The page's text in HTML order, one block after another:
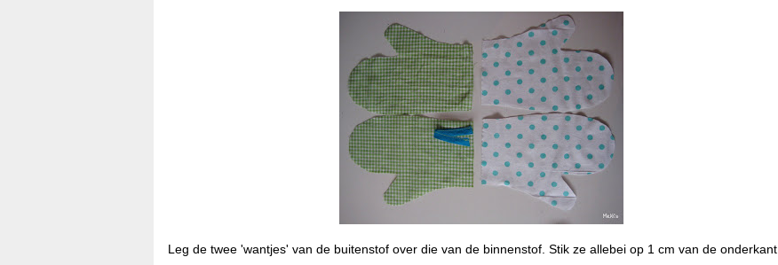
Leg de twee 'wantjes' van de buitenstof over die van de binnenstof. Stik ze allebei op 1 cm van de onderkant.